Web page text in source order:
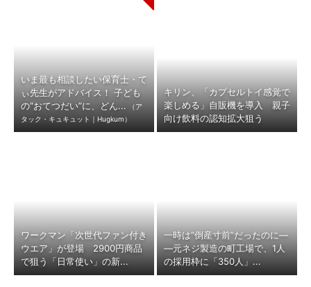
いま最も相談したい保育士・て
ぃ先生がアドバイス！ 子ども
の“おてつだい”に、どん...
（ア
タック・キュキュット｜Hugkum）
キリン、「カプセルトイ感覚で
楽しめる」自販機を導入 親子
向け飲料の認知拡大狙う
ワークマン「次世代ファン付き
ウエア」が登場 2900円商品
で狙う「日常使い」の新...
一時は“倒産寸前”だったのに―
―元ネジ製造の町工場で、1人
の採用枠に「350人」...